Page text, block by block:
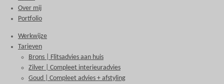
Over mij
Portfolio
Werkwijze
Tarieven
Brons | Flitsadvies aan huis
Zilver | Compleet interieuradvies
Goud | Compleet advies + afstyling